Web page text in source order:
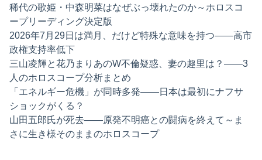
稀代の歌姫・中森明菜はなぜぶっ壊れたのか～ホロスコ
ープリーディング決定版
2026年7月29日は満月、だけど特殊な意味を持つ——高市
政権支持率低下
三山凌輝と花乃まりあのW不倫疑惑、妻の趣里は？——3
人のホロスコープ分析まとめ
「エネルギー危機」が同時多発——日本は最初にナフサ
ショックがくる？
山田五郎氏が死去——原発不明癌との闘病を終えて～ま
さに生き様そのままのホロスコープ